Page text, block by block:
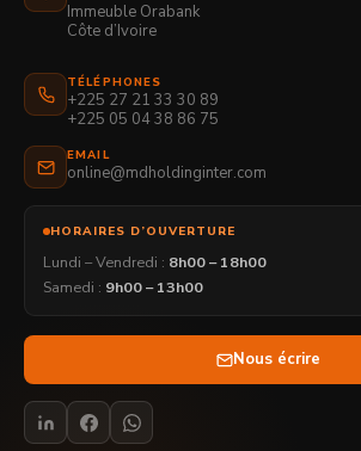
Immeuble Orabank
Côte d’Ivoire
TÉLÉPHONES
+225 27 21 33 30 89
+225 05 04 38 86 75
EMAIL
online@mdholdinginter.com
HORAIRES D’OUVERTURE
Lundi – Vendredi : 8h00 – 18h00
Samedi : 9h00 – 13h00
Nous écrire